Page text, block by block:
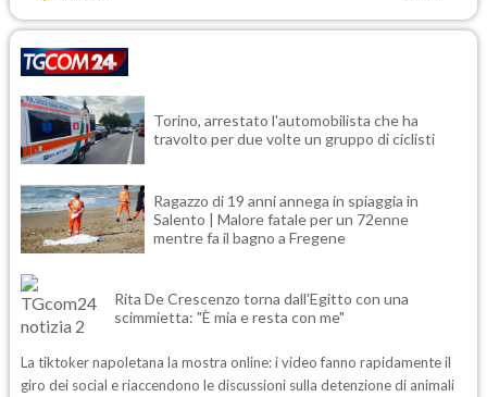
Torino, arrestato l'automobilista che ha
travolto per due volte un gruppo di ciclisti
Ragazzo di 19 anni annega in spiaggia in
Salento | Malore fatale per un 72enne
mentre fa il bagno a Fregene
Rita De Crescenzo torna dall'Egitto con una
scimmietta: "È mia e resta con me"
La tiktoker napoletana la mostra online: i video fanno rapidamente il
giro dei social e riaccendono le discussioni sulla detenzione di animali